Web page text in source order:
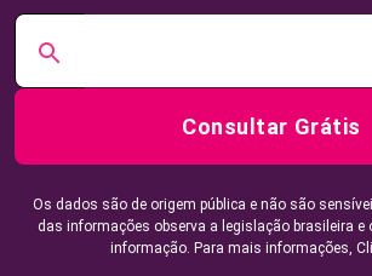
Consultar Grátis
Os dados são de origem pública e não são
das informações observa a legislação brasileira e
informação. Para mais informações,